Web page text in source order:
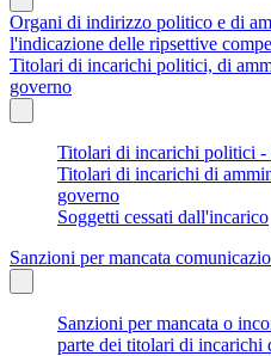
Organi di indirizzo politico e di
l'indicazione delle ripsettive
Titolari di incarichi politici, di
governo
Titolari di incarichi politici -
Titolari di incarichi di
governo
Soggetti cessati dall'incarico
Sanzioni per mancata
Sanzioni per mancata o
parte dei titolari di incarichi